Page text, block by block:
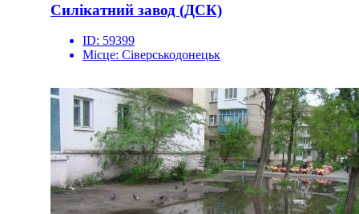
Силікатний завод (ДСК)
ID: 59399
Місце: Сіверськодонецьк